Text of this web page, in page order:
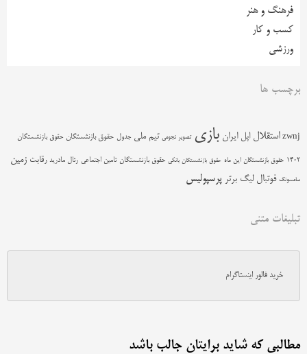
فرهنگ و هنر
کسب و کار
ورزشی
برچسب ها
zwnj استقلال اپل ایران بازی تصویر نجومی تیم ملی جدول حقوق بازنشستگان حقوق بازنشستگان
1402 حقوق بازنشستگان این ماه حقوق بازنشستگان بانکی حقوق بازنشستگان تامین اجتماعی رئال مادرید رقابت زمین
سامسونگ فوتبال لیگ برتر پرسپولیس
تبلیغات متنی
خرید فالور اینستاگرام
مطالبی که شاید برایتان جالب باشد